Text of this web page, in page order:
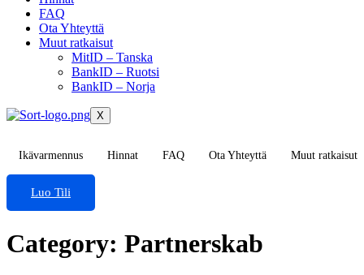
FAQ
Ota Yhteyttä
Muut ratkaisut
MitID – Tanska
BankID – Ruotsi
BankID – Norja
X
Ikävarmennus Hinnat FAQ Ota Yhteyttä Muut ratkaisut
Luo Tili
Category: Partnerskab